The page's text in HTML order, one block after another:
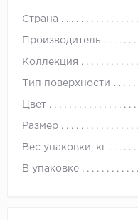
Страна
Производитель
Коллекция
Тип поверхности
Цвет
Размер
Вес упаковки, кг
В упаковке